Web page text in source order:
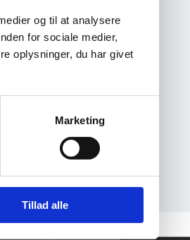
og til at analysere
for sociale medier,
oplysninger, du har givet
Marketing
Tillad alle
onlinematerialer